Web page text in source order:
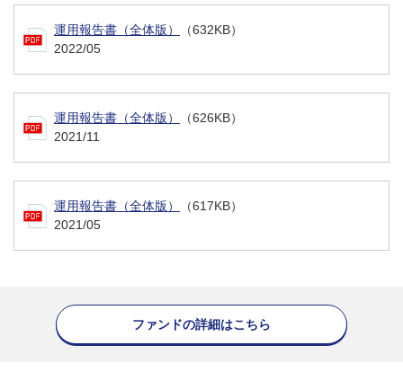
運用報告書（全体版）
（632KB）
2022/05
運用報告書（全体版）
（626KB）
2021/11
運用報告書（全体版）
（617KB）
2021/05
ファンドの詳細はこちら